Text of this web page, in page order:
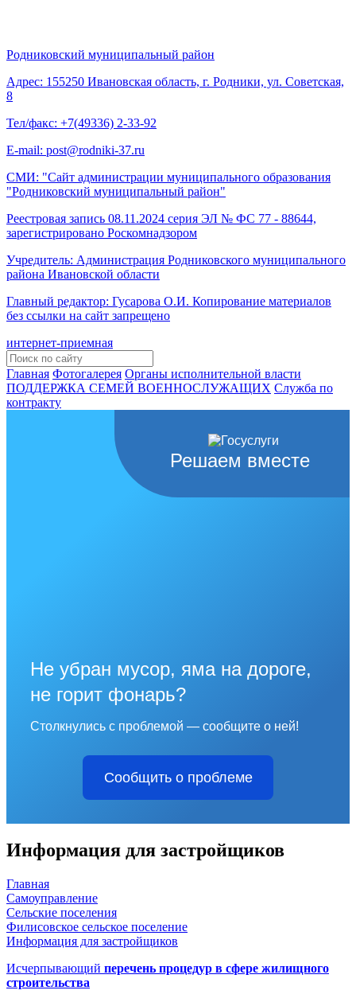
Родниковский муниципальный район
Адрес: 155250 Ивановская область, г. Родники, ул. Советская,
8
Тел/факс: +7(49336) 2-33-92
E-mail: post@rodniki-37.ru
СМИ: "Сайт администрации муниципального образования
"Родниковский муниципальный район"
Реестровая запись 08.11.2024 серия ЭЛ № ФС 77 - 88644,
зарегистрировано Роскомнадзором
Учредитель: Администрация Родниковского муниципального
района Ивановской области
Главный редактор: Гусарова О.И. Копирование материалов
без ссылки на сайт запрещено
интернет-приемная
Главная Фотогалерея Органы исполнительной власти
ПОДДЕРЖКА СЕМЕЙ ВОЕННОСЛУЖАЩИХ Cлужба по
контракту
Решаем вместе
Не убран мусор, яма на дороге,
не горит фонарь?
Столкнулись с проблемой — сообщите о ней!
Сообщить о проблеме
Информация для застройщиков
Главная
Самоуправление
Сельские поселения
Филисовское сельское поселение
Информация для застройщиков
Исчерпывающий перечень процедур в сфере жилищного
строительства